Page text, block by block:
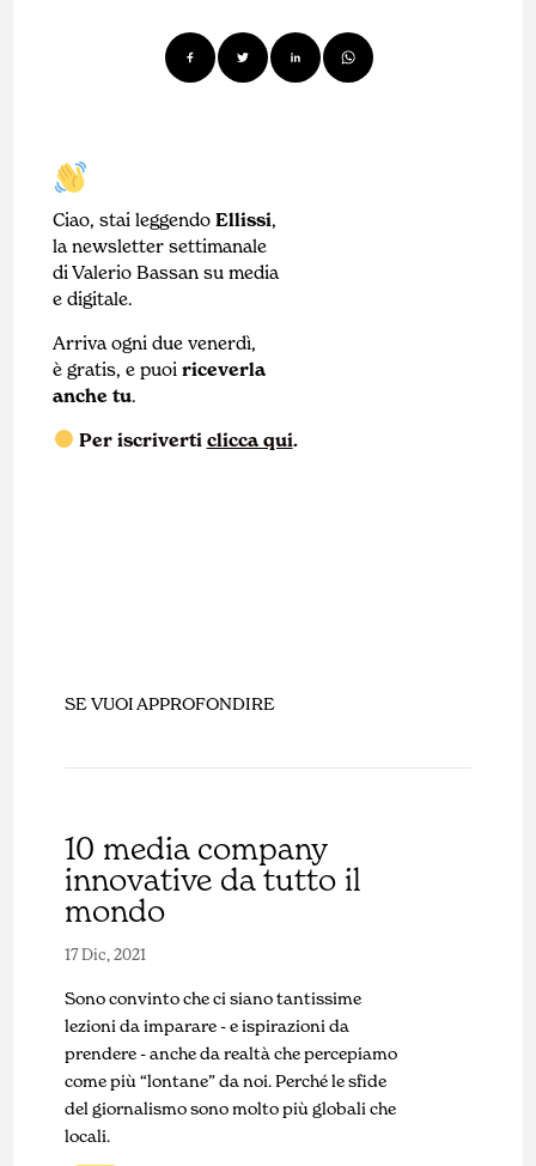
Ciao, stai leggendoEllissi,
la newsletter settimanale
di Valerio Bassan su media
e digitale.
Arriva ogni due venerdì,
è gratis, e puoiriceverla
anche tu.
Per iscriverti clicca qui.
SE VUOI APPROFONDIRE
10 media company
innovative da tutto il
mondo
17 Dic, 2021
Sono convinto che ci siano tantissime
lezioni da imparare - e ispirazioni da
prendere - anche da realtà che percepiamo
come più “lontane” da noi. Perché le sfide
del giornalismo sono molto più globali che
locali.